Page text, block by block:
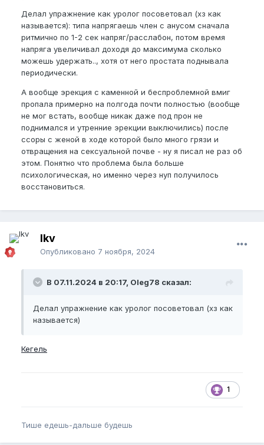
Делал упражнение как уролог посоветовал (хз как
называется): типа напрягаешь член с анусом сначала
ритмично по 1-2 сек напряг/расслабон, потом время
напряга увеличивал доходя до максимума сколько
можешь удержать.., хотя от него простата поднывала
периодически.
А вообще эрекция с каменной и беспроблемной вмиг
пропала примерно на полгода почти полностью (вообще
не мог встать, вообще никак даже под прон не
поднимался и утренние эрекции выключились) после
ссоры с женой в ходе которой было много грязи и
отвращения на сексуальной почве - ну я писал не раз об
этом. Понятно что проблема была больше
психологическая, но именно через нуп получилось
восстановиться.
lkv
Опубликовано 7 ноября, 2024
В 07.11.2024 в 20:17, Oleg78 сказал:
Делал упражнение как уролог посоветовал (хз как
называется)
Кегель
1
Тише едешь-дальше будешь